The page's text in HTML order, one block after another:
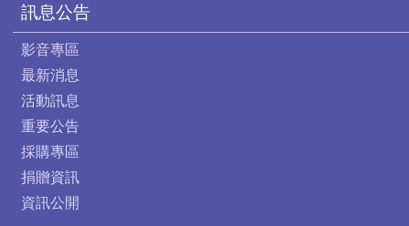
訊息公告
影音專區
最新消息
活動訊息
重要公告
採購專區
捐贈資訊
資訊公開